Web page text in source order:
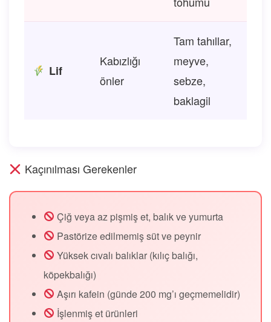
Lif
Kabızlığı
önler
Tam tahıllar,
meyve,
sebze,
baklagil
Kaçınılması Gerekenler
Çiğ veya az pişmiş et, balık ve yumurta
Pastörize edilmemiş süt ve peynir
Yüksek cıvalı balıklar (kılıç balığı,
köpekbalığı)
Aşırı kafein (günde 200 mg’ı geçmemelidir)
İşlenmiş et ürünleri